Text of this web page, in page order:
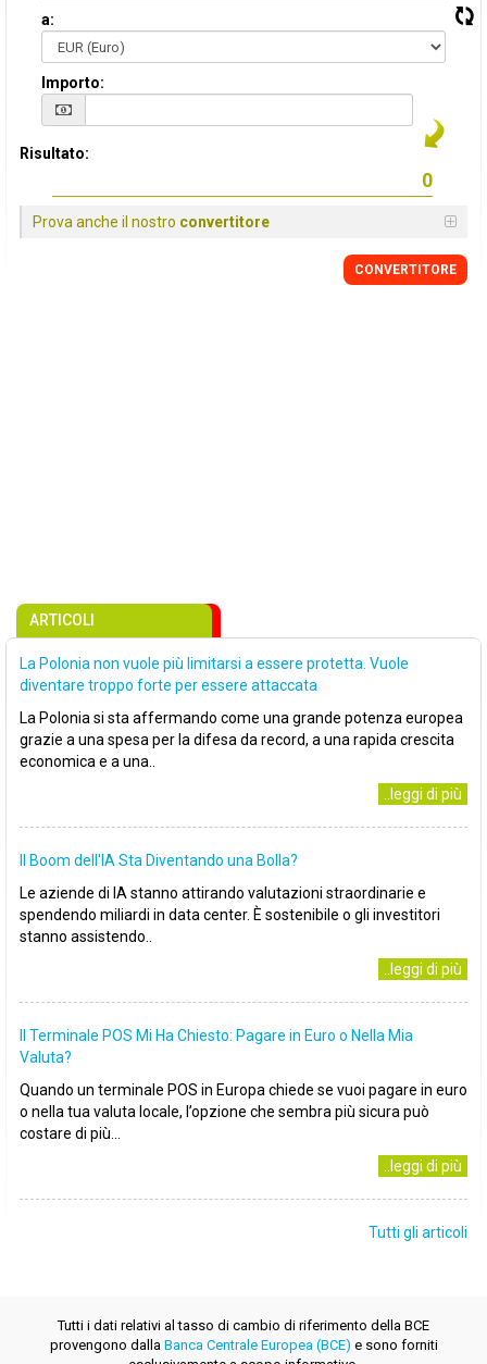
a:
Importo:
Risultato:
Prova anche il nostro convertitore
CONVERTITORE
ARTICOLI
La Polonia non vuole più limitarsi a essere protetta. Vuole
diventare troppo forte per essere attaccata
La Polonia si sta affermando come una grande potenza europea
grazie a una spesa per la difesa da record, a una rapida crescita
economica e a una..
..leggi di più
Il Boom dell'IA Sta Diventando una Bolla?
Le aziende di IA stanno attirando valutazioni straordinarie e
spendendo miliardi in data center. È sostenibile o gli investitori
stanno assistendo..
..leggi di più
Il Terminale POS Mi Ha Chiesto: Pagare in Euro o Nella Mia
Valuta?
Quando un terminale POS in Europa chiede se vuoi pagare in euro
o nella tua valuta locale, l’opzione che sembra più sicura può
costare di più...
..leggi di più
Tutti gli articoli
Tutti i dati relativi al tasso di cambio di riferimento della BCE
provengono dalla Banca Centrale Europea (BCE) e sono forniti